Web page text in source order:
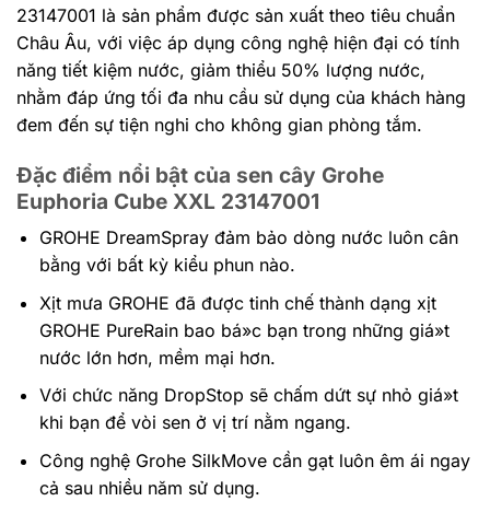
23147001 là sản phẩm được sản xuất theo tiêu chuẩn
Châu Âu, với việc áp dụng công nghệ hiện đại có tính
năng tiết kiệm nước, giảm thiểu 50% lượng nước,
nhằm đáp ứng tối đa nhu cầu sử dụng của khách hàng
đem đến sự tiện nghi cho không gian phòng tắm.
Đặc điểm nổi bật của sen cây Grohe
Euphoria Cube XXL 23147001
GROHE DreamSpray đảm bảo dòng nước luôn cân
bằng với bất kỳ kiểu phun nào.
Xịt mưa GROHE đã được tinh chế thành dạng xịt
GROHE PureRain bao bá»c bạn trong những giá»t
nước lớn hơn, mềm mại hơn.
Với chức năng DropStop sẽ chấm dứt sự nhỏ giá»t
khi bạn để vòi sen ở vị trí nằm ngang.
Công nghệ Grohe SilkMove cần gạt luôn êm ái ngay
cả sau nhiều năm sử dụng.